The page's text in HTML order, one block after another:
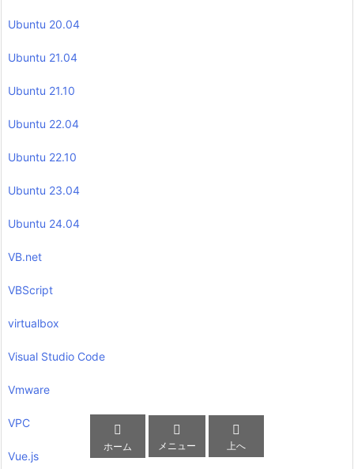
Ubuntu 20.04
Ubuntu 21.04
Ubuntu 21.10
Ubuntu 22.04
Ubuntu 22.10
Ubuntu 23.04
Ubuntu 24.04
VB.net
VBScript
virtualbox
Visual Studio Code
Vmware
VPC
Vue.js

ホーム

メニュー

上へ